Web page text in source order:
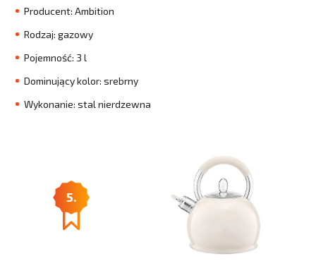
Producent: Ambition
Rodzaj: gazowy
Pojemność: 3 l
Dominujący kolor: srebrny
Wykonanie: stal nierdzewna
5.